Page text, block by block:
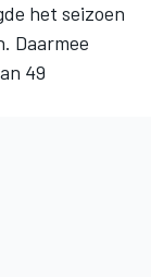
het seizoen
Daarmee
49